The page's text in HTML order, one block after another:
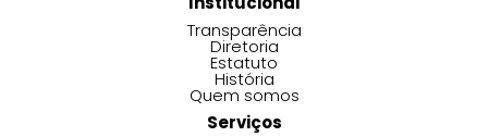
Transparência
Diretoria
Estatuto
História
Quem somos
Serviços